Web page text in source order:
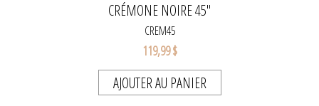
CRÉMONE NOIRE 45"
CREM45
119,99 $
AJOUTER AU PANIER